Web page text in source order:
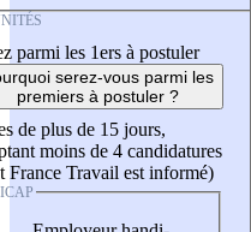
parmi les 1ers à postuler
serez-vous parmi les
premiers à postuler ?
de plus de 15 jours,
moins de 4 candidatures
France Travail est informé)